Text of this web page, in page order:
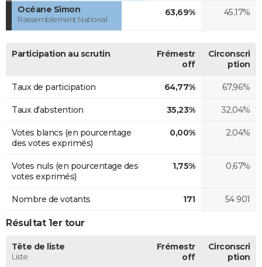
Océane Simon
Rassemblement National
63,69% 45,17%
Participation au scrutin
Frémestr
off
Circonscri
ption
Taux de participation 64,77% 67,96%
Taux d'abstention 35,23% 32,04%
Votes blancs (en pourcentage
des votes exprimés)
0,00% 2,04%
Votes nuls (en pourcentage des
votes exprimés)
1,75% 0,67%
Nombre de votants 171 54 901
Résultat 1er tour
Tête de liste
Liste
Frémestr
off
Circonscri
ption